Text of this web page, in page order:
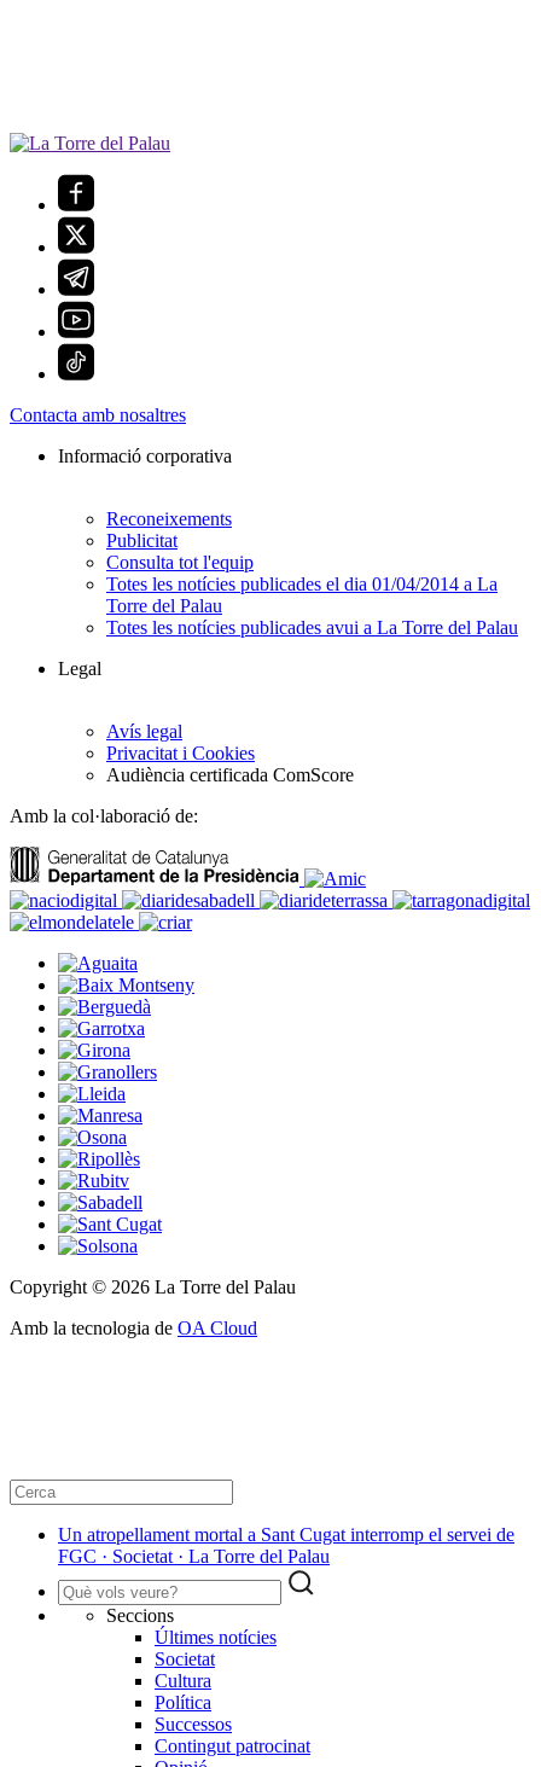
Contacta amb nosaltres
Informació corporativa
Reconeixements
Publicitat
Consulta tot l'equip
Totes les notícies publicades el dia 01/04/2014 a La
Torre del Palau
Totes les notícies publicades avui a La Torre del Palau
Legal
Avís legal
Privacitat i Cookies
Audiència certificada ComScore
Amb la col·laboració de:
Copyright © 2026 La Torre del Palau
Amb la tecnologia de OA Cloud
Un atropellament mortal a Sant Cugat interromp el servei de
FGC · Societat · La Torre del Palau
Seccions
Últimes notícies
Societat
Cultura
Política
Successos
Contingut patrocinat